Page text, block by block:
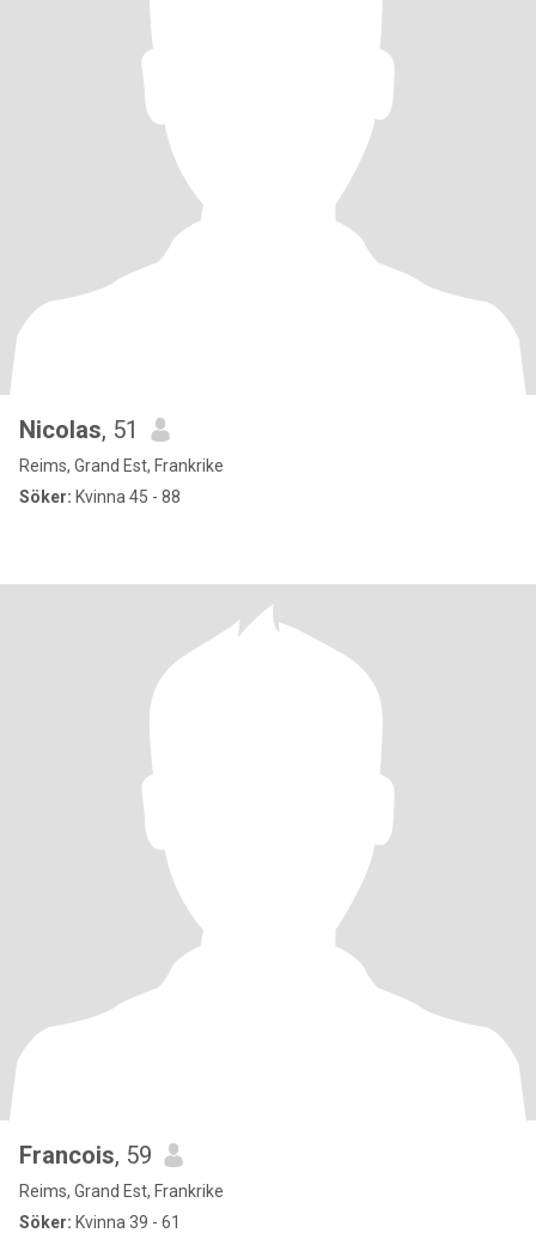
Nicolas, 51
Reims, Grand Est, Frankrike
Söker: Kvinna 45 - 88
Francois, 59
Reims, Grand Est, Frankrike
Söker: Kvinna 39 - 61